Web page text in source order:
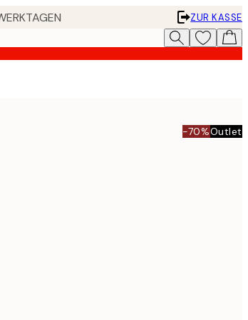
ZUR KASSE
-70%Outlet